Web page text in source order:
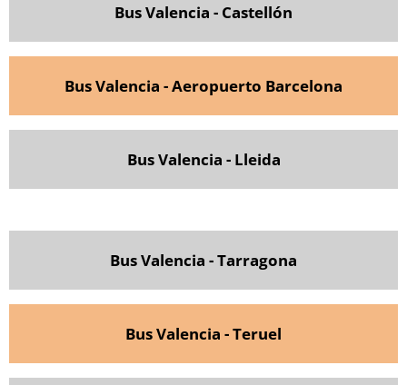
Bus Valencia - Castellón
Bus Valencia - Aeropuerto Barcelona
Bus Valencia - Lleida
Bus Valencia - Tarragona
Bus Valencia - Teruel